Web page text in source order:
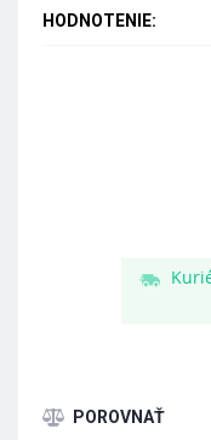
HODNOTENIE: